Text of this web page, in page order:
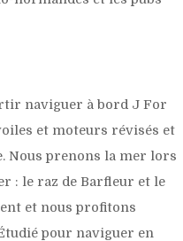
naviguer à bord J For
et moteurs révisés et
Nous prenons la mer lors
: le raz de Barfleur et le
et nous profitons
pour naviguer en